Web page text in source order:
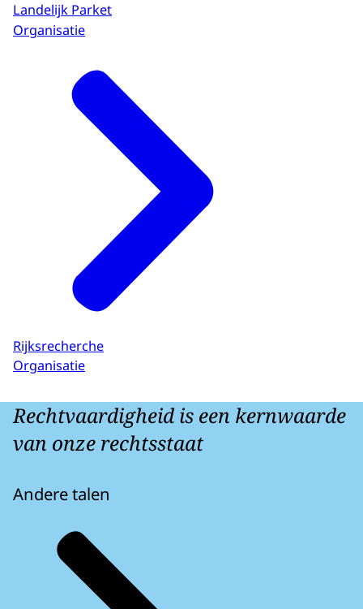
Landelijk Parket
Organisatie
Rijksrecherche
Organisatie
Rechtvaardigheid is een kernwaarde
van onze rechtsstaat
Andere talen